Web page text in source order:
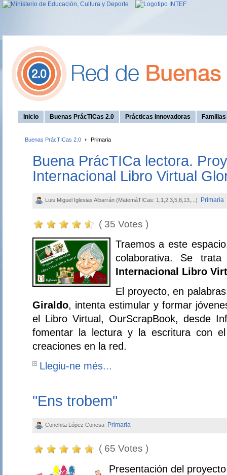
Inicio Buenas PrácTICas 2.0 Prácticas Innovadoras
Buenas PrácTICas 2.0 Primaria
Buena PrácTICa lectora.
Internacional Libro Virtual
Luis Miguel Iglesias Albarrán (MatemáTICas: 1,1,2,3,5,8,13,...) Primaria
( 35 Votes )
Traemos a este
colaborativa. Se trata
Internacional Libro
El proyecto, en
Giraldo, intenta estimular y formar
el Libro Virtual, OurScrapBook, desde
fomentar la lectura y la escritura con
creaciones en la red.
Llegiu-ne més...
"Ens trobem"
Conchita López Conesa Primaria
( 65 Votes )
Presentación del